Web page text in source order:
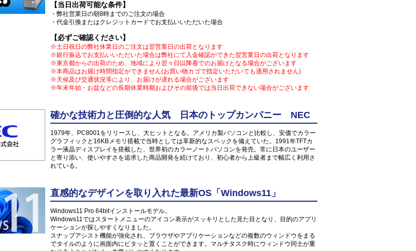
【当日出荷可能な条件】
・弊社営業日の朝8時までのご注文の場合
・代金引換またはクレジットカードでお支払いいただいた場合
【必ずご確認ください】
※土日祝日の弊社休業日のご注文は翌営業日の出荷となります
※銀行振込でお支払いいただいた場合は弊社にて入金確認ができた翌営業日の出荷となります
※東京都からの出荷のため、地域により翌々日以降着でのお届けとなる場合がございます
※本商品はお届け時間指定ができません(お買い物カゴで指定いただいても適用されません)
※天候及び交通状況等により、お届けが遅れる場合がございます
※年末年始・お盆などの長期休業時期およびその前後では当日出荷できない場合がございます
確かな技術力と圧倒的な人気 日本のトップカンパニー NEC
1979年、PC8001をリリースし、大ヒットとなる。アメリカ製パソコンと比較し、安価でカラー
グラフィックと16KBメモリ搭載で当時としては革新的なスペックを備えていた。1991年TFTカ
ラー液晶ディスプレイを搭載した、世界初のカラーノートパソコンを発売。常に日本のユーザー
と寄り添い、使いやすさを追求した商品開発を続けており、初心者から上級者まで幅広く利用さ
れている。
直感的なデザインを取り入れた最新OS「Windows11」
Windows11 Pro 64bitインストールモデル。
Windows11ではスタートメニューのアイコン表示がスッキリとした見た目となり、目的のアプリ
ケーションが探しやすくなりました。
スナップアシスト機能が強化され、ブラウザやアプリケーションなどの複数のウィンドウをまる
でタイルのように画面内にピタッと置くことができます。マルチタスク時にウィンドウ同士が重